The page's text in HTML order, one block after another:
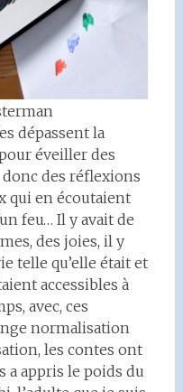
dépassent la
éveiller des
des réflexions
qui en écoutaient
feu… Il y avait de
des joies, il y
telle qu’elle était et
accessibles à
avec, ces
normalisation
les contes ont
a appris le poids du